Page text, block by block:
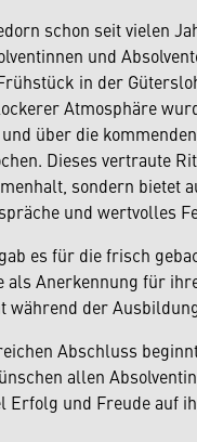
schon seit vielen
und
in der
Atmosphäre
über die
Dieses vertraute
sondern bietet
und wertvolles
es für die frisch
als Anerkennung für
während der
Abschluss
allen
Erfolg und Freude auf